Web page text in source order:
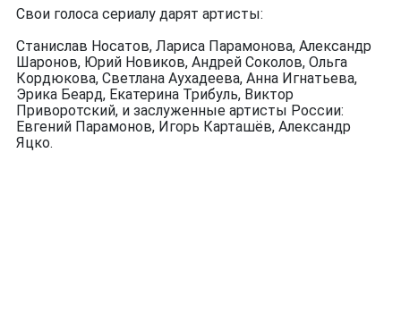
Свои голоса сериалу дарят артисты:
Станислав Носатов, Лариса Парамонова, Александр
Шаронов, Юрий Новиков, Андрей Соколов, Ольга
Кордюкова, Светлана Аухадеева, Анна Игнатьева,
Эрика Беард, Екатерина Трибуль, Виктор
Приворотский, и заслуженные артисты России:
Евгений Парамонов, Игорь Карташёв, Александр
Яцко.